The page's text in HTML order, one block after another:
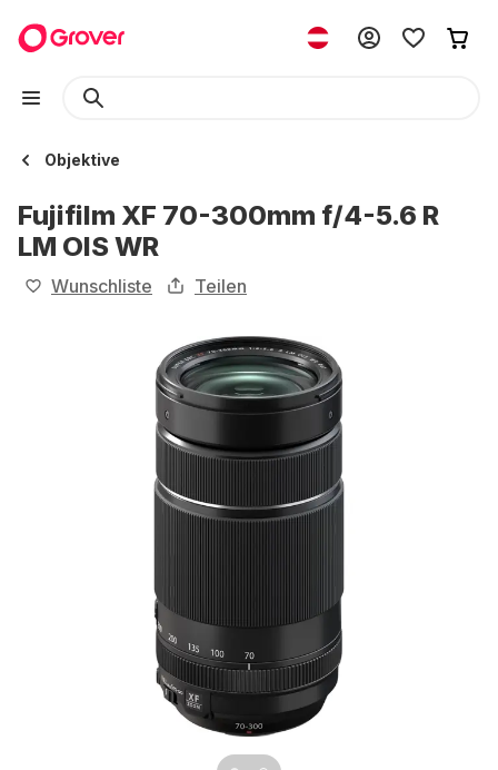
Objektive
Fujifilm XF 70-300mm f/4-5.6 R
LM OIS WR
Wunschliste Teilen